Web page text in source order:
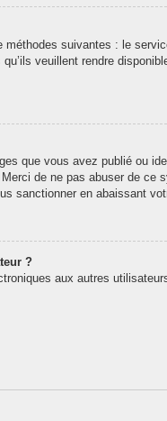
suivantes : le
veuillent rendre
que vous avez publié ou
de ne pas abuser de ce
sanctionner en abaissant
?
aux autres